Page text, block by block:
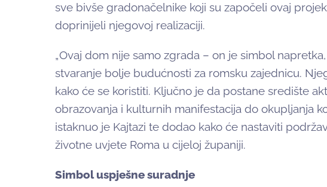
sve bivše gradonačelnike koji su započeli ovaj
doprinijeli njegovoj realizaciji.
„Ovaj dom nije samo zgrada – on je simbol
stvaranje bolje budućnosti za romsku zajednicu.
kako će se koristiti. Ključno je da postane središte
obrazovanja i kulturnih manifestacija do okupljanja
istaknuo je Kajtazi te dodao kako će nastaviti
životne uvjete Roma u cijeloj županiji.
Simbol uspješne suradnje